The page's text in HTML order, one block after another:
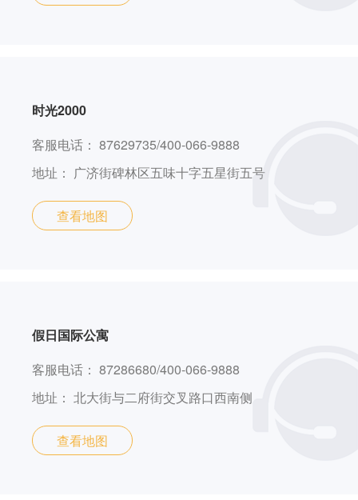
时光2000
客服电话： 87629735/400-066-9888
地址： 广济街碑林区五味十字五星街五号
查看地图
假日国际公寓
客服电话： 87286680/400-066-9888
地址： 北大街与二府街交叉路口西南侧
查看地图